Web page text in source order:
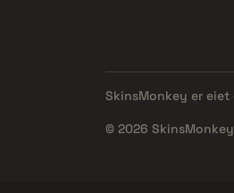
SkinsMonkey er eiet
© 2026